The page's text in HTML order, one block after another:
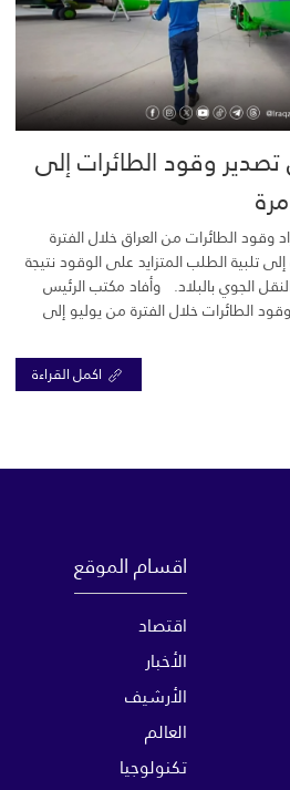
وقود الطائرات إلى
وقود الطائرات من العراق خلال الفترة
تلبية الطلب المتزايد على الوقود نتيجة
الجوي بالبلاد. وأفاد مكتب الرئيس
الطائرات خلال الفترة من يوليو إلى
اكمل القراءة
اقسام الموقع
اقتصاد
الأخبار
الأرشيف
العالم
تكنولوجيا